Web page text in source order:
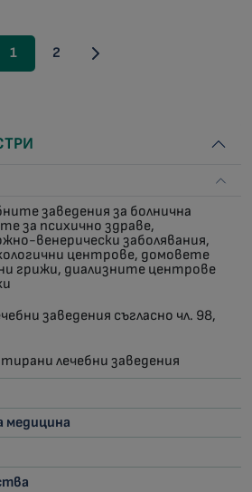
1 2
заведения за болнична
за психично здраве,
венерически заболявания,
центрове, домовете
грижи, диализните центрове
заведения съгласно чл. 98,
лечебни заведения
медицина